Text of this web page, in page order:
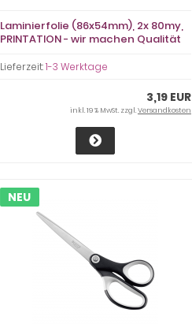
Laminierfolie (86x54mm), 2x 80my,
PRINTATION - wir machen Qualität
Lieferzeit:1-3 Werktage
3,19 EUR
inkl. 19 % MwSt. zzgl.Versandkosten
NEU